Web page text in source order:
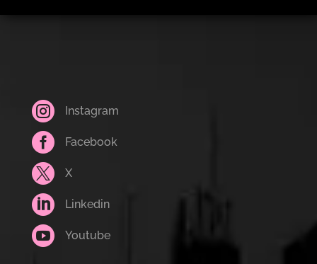
 Instagram
 Facebook
 X
 Linkedin
 Youtube